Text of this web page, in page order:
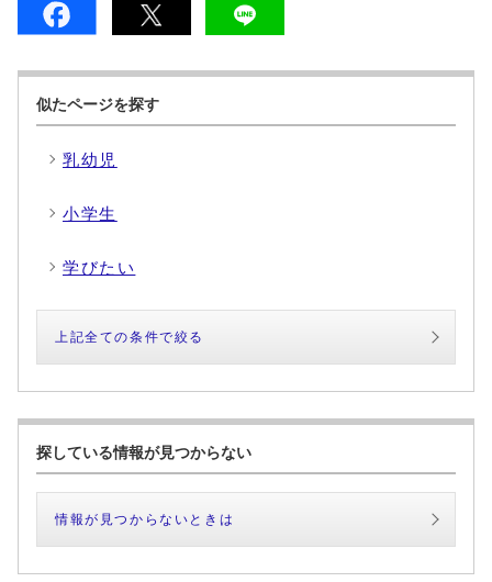
似たページを探す
乳幼児
小学生
学びたい
上記全ての条件で絞る
探している情報が見つからない
情報が見つからないときは